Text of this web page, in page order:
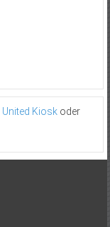
United Kioskoder